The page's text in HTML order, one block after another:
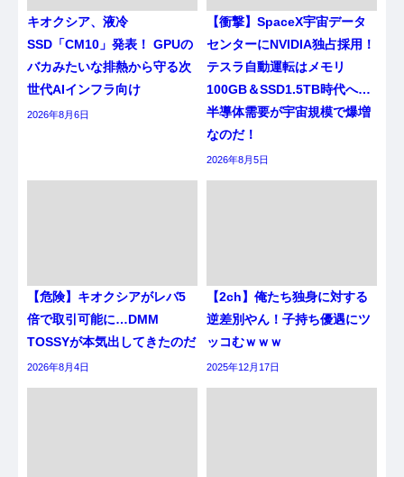
キオクシア、液冷
SSD「CM10」発表！ GPUの
バカみたいな排熱から守る次
世代AIインフラ向け
2026年8月6日
【衝撃】SpaceX宇宙データ
センターにNVIDIA独占採用！
テスラ自動運転はメモリ
100GB＆SSD1.5TB時代へ…
半導体需要が宇宙規模で爆増
なのだ！
2026年8月5日
【危険】キオクシアがレバ5
倍で取引可能に…DMM
TOSSYが本気出してきたのだ
2026年8月4日
【2ch】俺たち独身に対する
逆差別やん！子持ち優遇にツ
ッコむｗｗｗ
2025年12月17日